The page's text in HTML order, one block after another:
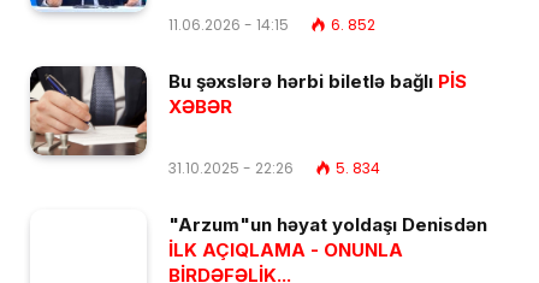
11.06.2026 - 14:15 6. 852
Bu şəxslərə hərbi biletlə bağlı PİS
XƏBƏR
31.10.2025 - 22:26 5. 834
"Arzum"un həyat yoldaşı Denisdən
İLK AÇIQLAMA - ONUNLA
BİRDƏFƏLİK...